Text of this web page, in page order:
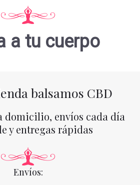
a tu cuerpo
balsamos CBD
domicilio, envíos cada día
y entregas rápidas
Envíos: